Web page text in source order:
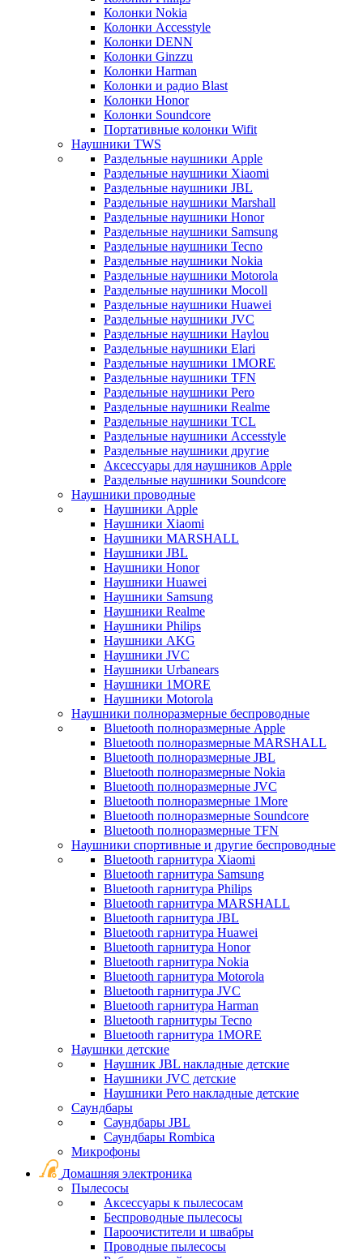
Колонки Nokia
Колонки Accesstyle
Колонки DENN
Колонки Ginzzu
Колонки Harman
Колонки и радио Blast
Колонки Honor
Колонки Soundcore
Портативные колонки Wifit
Наушники TWS
Раздельные наушники Apple
Раздельные наушники Xiaomi
Раздельные наушники JBL
Раздельные наушники Marshall
Раздельные наушники Honor
Раздельные наушники Samsung
Раздельные наушники Tecno
Раздельные наушники Nokia
Раздельные наушники Motorola
Раздельные наушники Mocoll
Раздельные наушники Huawei
Раздельные наушники JVC
Раздельные наушники Haylou
Раздельные наушники Elari
Раздельные наушники 1MORE
Раздельные наушники TFN
Раздельные наушники Pero
Раздельные наушники Realme
Раздельные наушники TCL
Раздельные наушники Accesstyle
Раздельные наушники другие
Аксессуары для наушников Apple
Раздельные наушники Soundcore
Наушники проводные
Наушники Apple
Наушники Xiaomi
Наушники MARSHALL
Наушники JBL
Наушники Honor
Наушники Huawei
Наушники Samsung
Наушники Realme
Наушники Philips
Наушники AKG
Наушники JVC
Наушники Urbanears
Наушники 1MORE
Наушники Motorola
Наушники полноразмерные беспроводные
Bluetooth полноразмерные Apple
Bluetooth полноразмерные MARSHALL
Bluetooth полноразмерные JBL
Bluetooth полноразмерные Nokia
Bluetooth полноразмерные JVC
Bluetooth полноразмерные 1More
Bluetooth полноразмерные Soundcore
Bluetooth полноразмерные TFN
Наушники спортивные и другие беспроводные
Bluetooth гарнитура Xiaomi
Bluetooth гарнитура Samsung
Bluetooth гарнитура Philips
Bluetooth гарнитура MARSHALL
Bluetooth гарнитура JBL
Bluetooth гарнитура Huawei
Bluetooth гарнитура Honor
Bluetooth гарнитура Nokia
Bluetooth гарнитура Motorola
Bluetooth гарнитура JVC
Bluetooth гарнитура Harman
Bluetooth гарнитуры Tecno
Bluetooth гарнитура 1MORE
Наушнки детские
Наушник JBL накладные детские
Наушники JVC детские
Наушники Pero накладные детские
Саундбары
Саундбары JBL
Саундбары Rombica
Микрофоны
Домашняя электроника
Пылесосы
Аксессуары к пылесосам
Беспроводные пылесосы
Пароочистители и швабры
Проводные пылесосы